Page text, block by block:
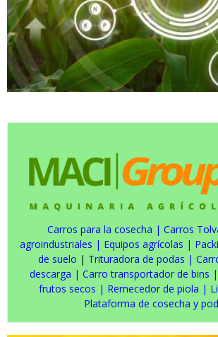
Carros para la cosecha | Carros
agroindustriales | Equipos agrícolas |
de suelo | Trituradora de podas |
descarga | Carro transportador de bins |
frutos secos | Remecedor de piola |
Plataforma de cosecha y